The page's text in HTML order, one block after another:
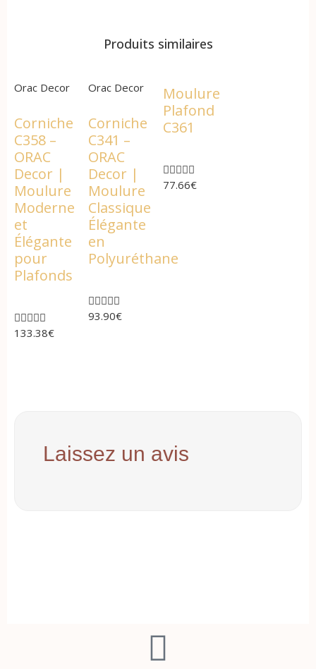
Produits similaires
Orac Decor
Corniche
C358 –
ORAC
Decor |
Moulure
Moderne
et
Élégante
pour
Plafonds

133.38€
Orac Decor
Corniche
C341 –
ORAC
Decor |
Moulure
Classique
Élégante
en
Polyuréthane

93.90€
Moulure
Plafond
C361

77.66€
Laissez un avis